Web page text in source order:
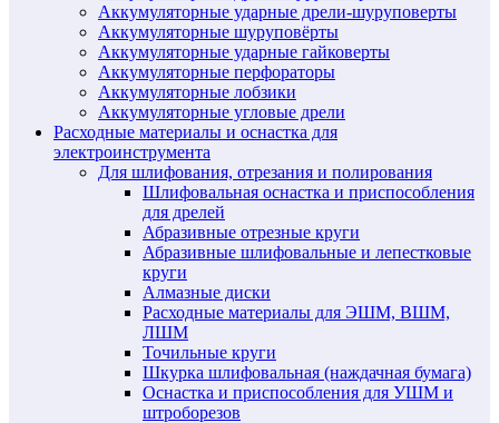
Аккумуляторные ударные дрели-шуруповерты
Аккумуляторные шуруповёрты
Аккумуляторные ударные гайковерты
Аккумуляторные перфораторы
Аккумуляторные лобзики
Аккумуляторные угловые дрели
Расходные материалы и оснастка для
электроинструмента
Для шлифования, отрезания и полирования
Шлифовальная оснастка и приспособления
для дрелей
Абразивные отрезные круги
Абразивные шлифовальные и лепестковые
круги
Алмазные диски
Расходные материалы для ЭШМ, ВШМ,
ЛШМ
Точильные круги
Шкурка шлифовальная (наждачная бумага)
Оснастка и приспособления для УШМ и
штроборезов